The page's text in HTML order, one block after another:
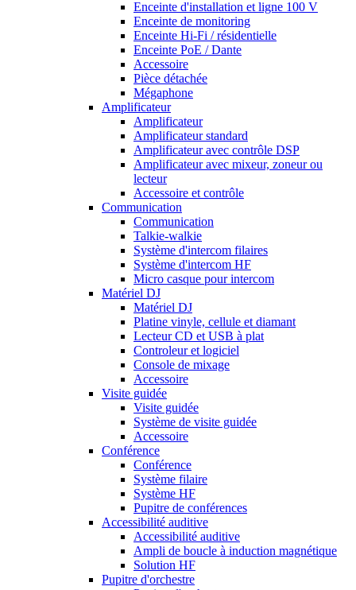
Enceinte d'installation et ligne 100 V
Enceinte de monitoring
Enceinte Hi-Fi / résidentielle
Enceinte PoE / Dante
Accessoire
Pièce détachée
Mégaphone
Amplificateur
Amplificateur
Amplificateur standard
Amplificateur avec contrôle DSP
Amplificateur avec mixeur, zoneur ou
lecteur
Accessoire et contrôle
Communication
Communication
Talkie-walkie
Système d'intercom filaires
Système d'intercom HF
Micro casque pour intercom
Matériel DJ
Matériel DJ
Platine vinyle, cellule et diamant
Lecteur CD et USB à plat
Controleur et logiciel
Console de mixage
Accessoire
Visite guidée
Visite guidée
Système de visite guidée
Accessoire
Conférence
Conférence
Système filaire
Système HF
Pupitre de conférences
Accessibilité auditive
Accessibilité auditive
Ampli de boucle à induction magnétique
Solution HF
Pupitre d'orchestre